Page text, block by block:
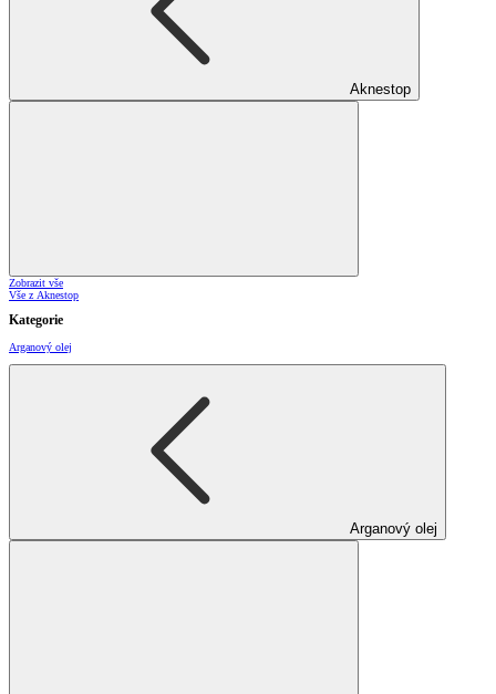
Aknestop
Zobrazit vše
Vše z Aknestop
Kategorie
Arganový olej
Arganový olej